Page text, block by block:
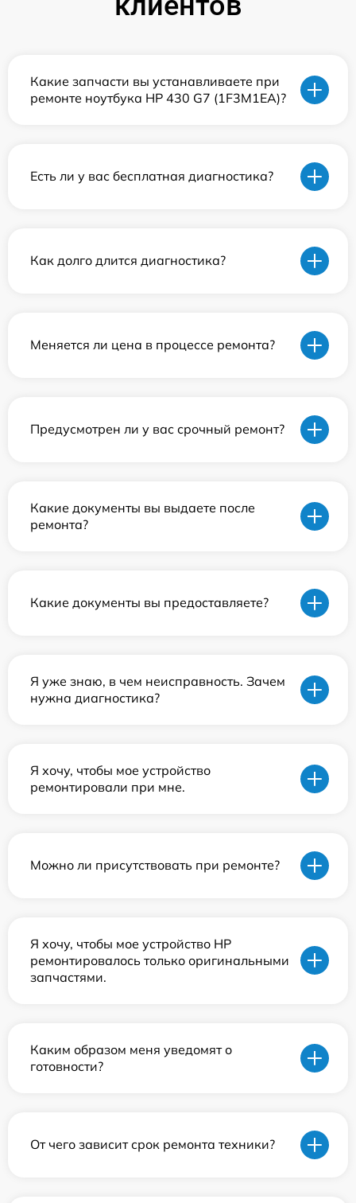
Какие запчасти вы устанавливаете при
ремонте ноутбука HP 430 G7 (1F3M1EA)?
Есть ли у вас бесплатная диагностика?
Как долго длится диагностика?
Меняется ли цена в процессе ремонта?
Предусмотрен ли у вас срочный ремонт?
Какие документы вы выдаете после
ремонта?
Какие документы вы предоставляете?
Я уже знаю, в чем неисправность. Зачем
нужна диагностика?
Я хочу, чтобы мое устройство
ремонтировали при мне.
Можно ли присутствовать при ремонте?
Я хочу, чтобы мое устройство HP
ремонтировалось только оригинальными
запчастями.
Каким образом меня уведомят о
готовности?
От чего зависит срок ремонта техники?